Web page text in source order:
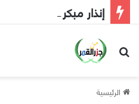
إنذار مبكر إلى الحكومة
بحث عن
الرئيسية